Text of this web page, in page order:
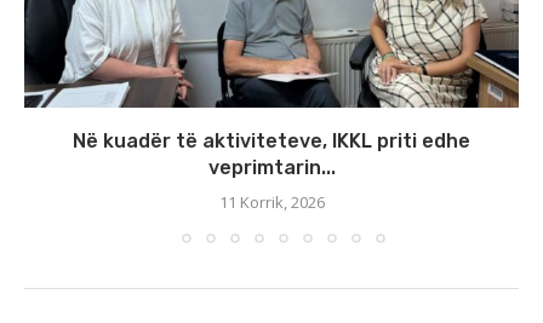
Në kuadër të aktiviteteve, IKKL priti edhe
veprimtarin...
11 Korrik, 2026